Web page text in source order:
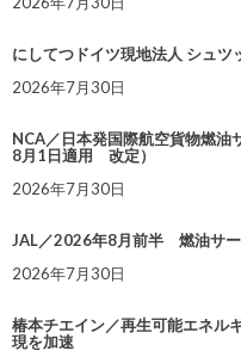
にしてつドイツ現地法人 シュ
2026年7月30日
NCA／日本発国際航空貨物燃
8月1日適用 改定）
2026年7月30日
JAL／2026年8月前半 燃油サー
2026年7月30日
椿本チエイン／再生可能エネル
現を加速